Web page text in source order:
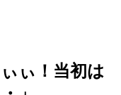
ぃ！当初は